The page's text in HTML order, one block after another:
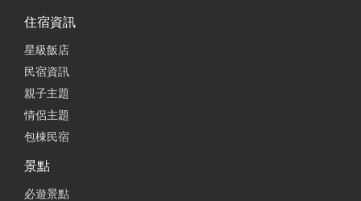
住宿資訊
星級飯店
民宿資訊
親子主題
情侶主題
包棟民宿
景點
必遊景點